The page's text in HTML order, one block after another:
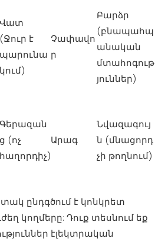
Վատ
(Ջուր է
պարունա
կում)
Չափավո
ր
Բարձր
(բնապահպ
անական
մտահոգութ
յուններ)
Գերազան
ց (ոչ
հաղորդիչ)
Արագ
Նվազագույ
ն (մնացորդ
չի թողնում)
ընդգծում է կոնկրետ
կողմերը: Դուք տեսնում եք
էլեկտրական